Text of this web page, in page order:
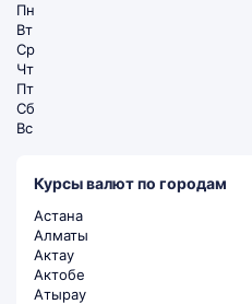
Пн
Вт
Ср
Чт
Пт
Сб
Вс
Курсы валют по городам
Астана
Алматы
Актау
Актобе
Атырау